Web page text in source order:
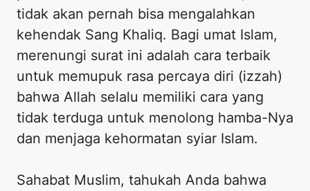
tidak akan pernah bisa mengalahkan
kehendak Sang Khaliq. Bagi umat Islam,
merenungi surat ini adalah cara terbaik
untuk memupuk rasa percaya diri (izzah)
bahwa Allah selalu memiliki cara yang
tidak terduga untuk menolong hamba-Nya
dan menjaga kehormatan syiar Islam.
Sahabat Muslim, tahukah Anda bahwa